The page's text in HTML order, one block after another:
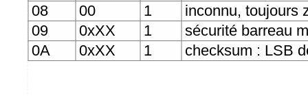
08
00 1
inconnu, toujours
09
0xXX 1
sécurité barreau
0A
0xXX 1 checksum : LSB